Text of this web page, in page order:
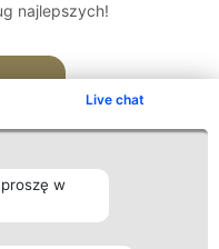
Live chat
w
najlepszych!
Kontakt